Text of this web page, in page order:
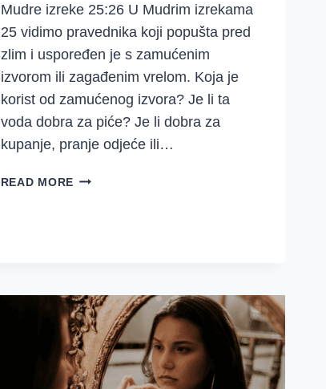
Mudre izreke 25:26 U Mudrim izrekama
25 vidimo pravednika koji popušta pred
zlim i uspoređen je s zamućenim
izvorom ili zagađenim vrelom. Koja je
korist od zamućenog izvora? Je li ta
voda dobra za piće? Je li dobra za
kupanje, pranje odjeće ili…
READ MORE KAD